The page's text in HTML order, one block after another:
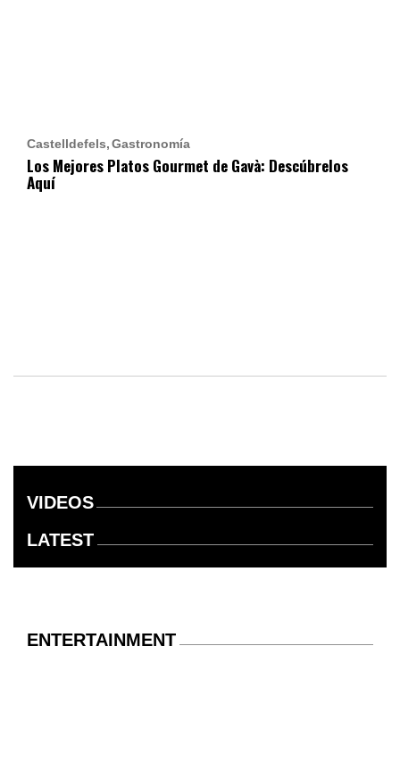
Castelldefels Gastronomía
Los Mejores Platos Gourmet de Gavà: Descúbrelos
Aquí
VIDEOS
LATEST
ENTERTAINMENT